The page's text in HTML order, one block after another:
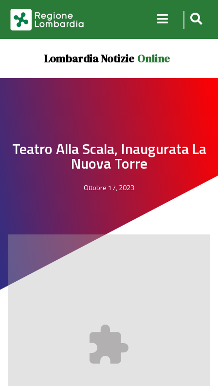
Lombardia Notizie Online
Teatro Alla Scala, Inaugurata La
Nuova Torre
Ottobre 17, 2023